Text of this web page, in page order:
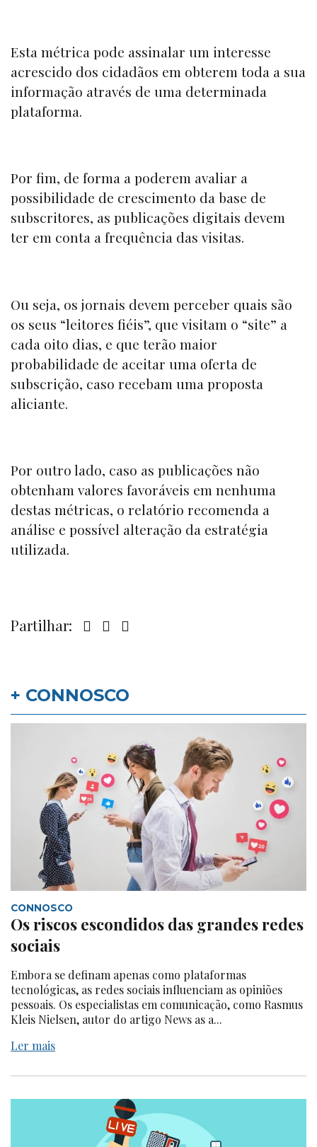
Esta métrica pode assinalar um interesse
acrescido dos cidadãos em obterem toda a sua
informação através de uma determinada
plataforma.
Por fim, de forma a poderem avaliar a
possibilidade de crescimento da base de
subscritores, as publicações digitais devem
ter em conta a frequência das visitas.
Ou seja, os jornais devem perceber quais são
os seus “leitores fiéis”, que visitam o “site” a
cada oito dias, e que terão maior
probabilidade de aceitar uma oferta de
subscrição, caso recebam uma proposta
aliciante.
Por outro lado, caso as publicações não
obtenham valores favoráveis em nenhuma
destas métricas, o relatório recomenda a
análise e possível alteração da estratégia
utilizada.
Partilhar:
+ CONNOSCO
CONNOSCO
Os riscos escondidos das grandes redes
sociais
Embora se definam apenas como plataformas
tecnológicas, as redes sociais influenciam as opiniões
pessoais. Os especialistas em comunicação, como Rasmus
Kleis Nielsen, autor do artigo News as a...
Ler mais